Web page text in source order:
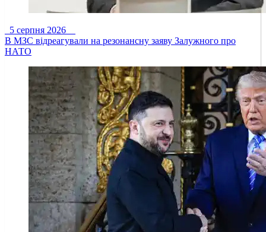
5 серпня 2026
В МЗС відреагували на резонансну заяву Залужного про
НАТО